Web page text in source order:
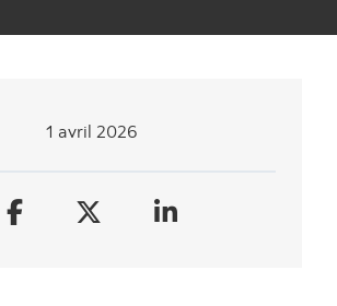
1 avril 2026